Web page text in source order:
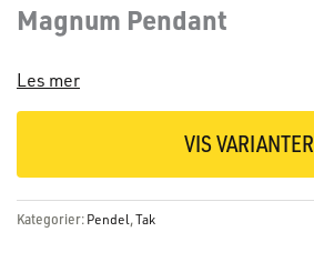
Magnum Pendant
Les mer
VIS VARIANTER
Kategorier: Pendel, Tak